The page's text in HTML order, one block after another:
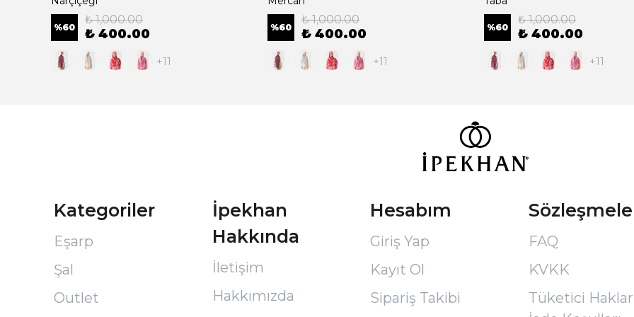
%60
₺ 1,000.00
₺ 400.00
+11
%60
₺ 1,000.00
₺ 400.00
+11
%60
₺ 1,000.00
₺ 400.00
+11
Kategoriler
Eşarp
Şal
Outlet
İpekhan
Hakkında
İletişim
Hakkımızda
Hesabım
Giriş Yap
Kayıt Ol
Sipariş Takibi
FAQ
KVKK
Tüketici